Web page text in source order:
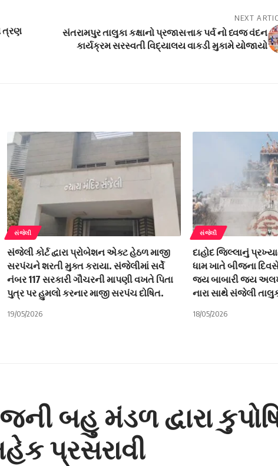
ત્રણ
NEXT
સંતરામપુર તાલુકા કક્ષાનો પ્રજાસત્તાક પર્વ નો ધ્વજ વંદન
કાર્યક્રમ સરસ્વતી વિદ્યાલય વાકડી મુકામે યોજાયો
સંજેલી
સંજેલી કોર્ટ દ્વારા પ્રોબેશન એક્ટ હેઠળ માજી
સરપંચને શરતી મુક્ત કરાયા. સંજેલીમાં સર્વે
નંબર 117 સરકારી ગૌચરની માપણી વખતે પિતા
પુત્ર પર હુમલો કરનાર માજી સરપંચ દોષિત.
19/05/2026
સંજેલી
દાહોદ જિલ્લાનું
ધામ ખાતે બીજના
જય બાબારી જય
નારા સાથે સંજેલી
18/05/2026
બહુ મંડળ દ્વારા
પ્રસરાવી